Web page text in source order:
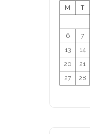
M T
6
7
13
14
20
21
27
28